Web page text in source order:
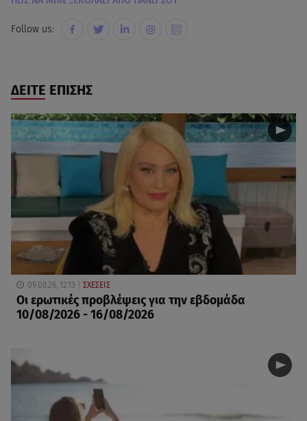
Follow us:
ΔΕΙΤΕ ΕΠΙΣΗΣ
09.08.26, 12:13 ΣΧΕΣΕΙΣ
Οι ερωτικές προβλέψεις για την εβδομάδα
10/08/2026 - 16/08/2026